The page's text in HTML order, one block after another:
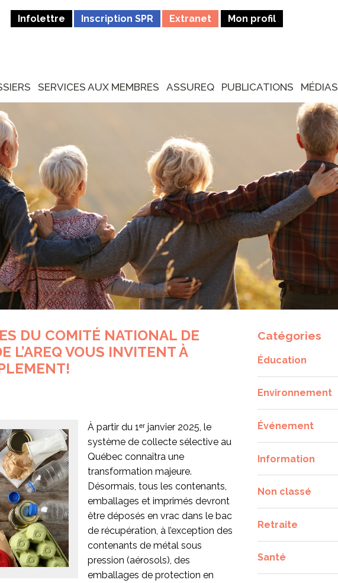
Infolettre Inscription SPR Extranet Mon profil
SERVICES AUX MEMBRES ASSUREQ PUBLICATIONS MÉDIAS
DU COMITÉ NATIONAL DE
L’AREQ VOUS INVITENT À
À partir du 1ᵉʳ janvier 2025, le
système de collecte sélective au
Québec connaîtra une
transformation majeure.
Désormais, tous les contenants,
emballages et imprimés devront
être déposés en vrac dans le bac
de récupération, à l’exception des
contenants de métal sous
pression (aérosols), des
emballages de protection en
Catégories
Éducation
Environnement
Événement
Information
Non classé
Retraite
Santé